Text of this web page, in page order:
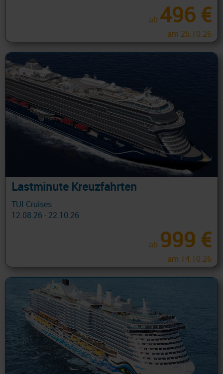
ab 496 €
am 25.10.26
Lastminute Kreuzfahrten
TUI Cruises
12.08.26 - 22.10.26
ab 999 €
am 14.10.26